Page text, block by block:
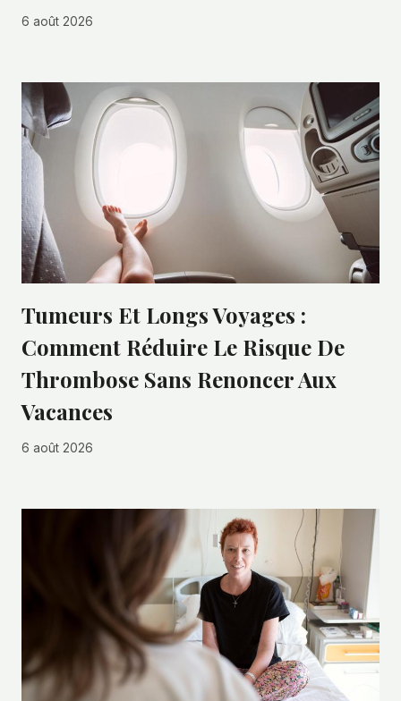
6 août 2026
Tumeurs Et Longs Voyages :
Comment Réduire Le Risque De
Thrombose Sans Renoncer Aux
Vacances
6 août 2026